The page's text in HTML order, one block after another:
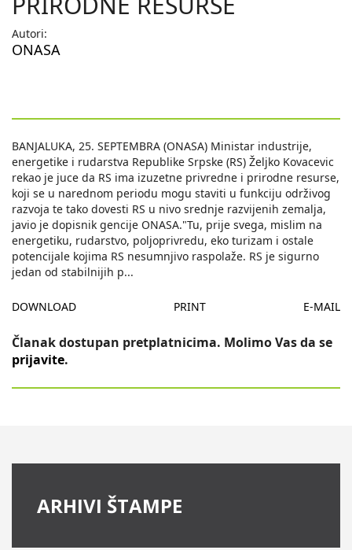
Autori:
ONASA
BANJALUKA, 25. SEPTEMBRA (ONASA) Ministar industrije,
energetike i rudarstva Republike Srpske (RS) Željko Kovacevic
rekao je juce da RS ima izuzetne privredne i prirodne resurse,
koji se u narednom periodu mogu staviti u funkciju održivog
razvoja te tako dovesti RS u nivo srednje razvijenih zemalja,
javio je dopisnik gencije ONASA."Tu, prije svega, mislim na
energetiku, rudarstvo, poljoprivredu, eko turizam i ostale
potencijale kojima RS nesumnjivo raspolaže. RS je sigurno
jedan od stabilnijih p...
DOWNLOAD PRINT E-MAIL
Članak dostupan pretplatnicima. Molimo Vas da se
prijavite.
ARHIVI ŠTAMPE